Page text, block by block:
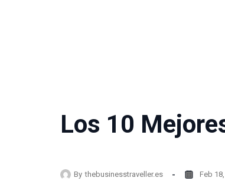
Los 10
By thebusinesstraveller.es Feb